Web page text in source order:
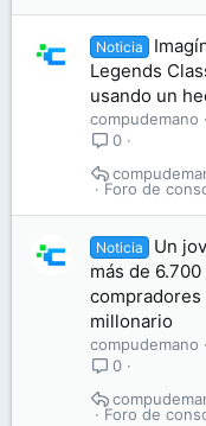
Noticia
Legends
usando un
compudemano
0
Foro de
Noticia
Un
más de
millonario
compudemano
0
Foro de